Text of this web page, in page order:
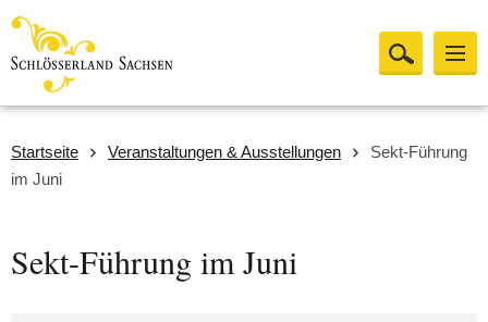
Startseite Veranstaltungen & Ausstellungen
Sekt-Führung
im Juni
Sekt-Führung im Juni